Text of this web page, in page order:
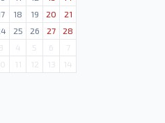
18 19 20
21
25 26 27
28
3 4 5 6
7
11 12 13 14